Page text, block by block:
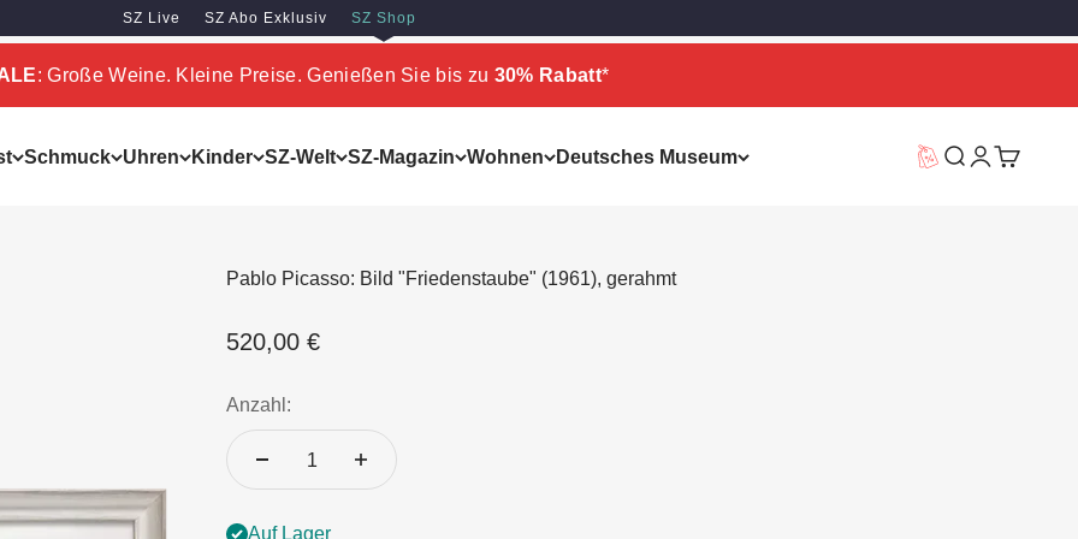
SZ Live SZ Abo Exklusiv SZ Shop
: Große Weine. Kleine Preise. Genießen Sie bis zu 30% Rabatt*
Schmuck Uhren Kinder SZ-Welt SZ-Magazin Wohnen Deutsches Museum Vorteilswelt
Suche
Pablo Picasso: Bild "Friedenstaube" (1961), gerahmt
Angebot
520,00 €
Anzahl:
Auf Lager